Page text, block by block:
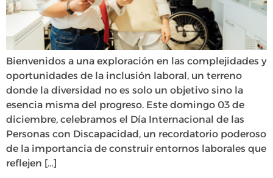
Bienvenidos a una exploración en las complejidades y
oportunidades de la inclusión laboral, un terreno
donde la diversidad no es solo un objetivo sino la
esencia misma del progreso. Este domingo 03 de
diciembre, celebramos el Día Internacional de las
Personas con Discapacidad, un recordatorio poderoso
de la importancia de construir entornos laborales que
reflejen […]